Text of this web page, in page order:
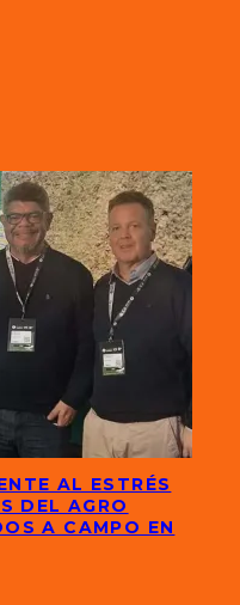
AL ESTRÉS
DEL AGRO
A CAMPO EN